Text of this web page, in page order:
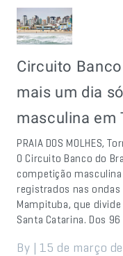
Circuito
mais um dia
masculina em
PRAIA DOS MOLHES,
O Circuito Banco do
competição
registrados nas ondas
Mampituba, que
Santa Catarina. Dos
By | 15 de março